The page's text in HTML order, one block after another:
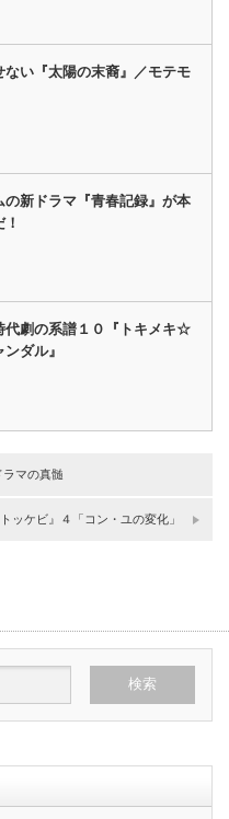
ない『太陽の末裔』／モテモ
の新ドラマ『青春記録』が本
代劇の系譜１０『トキメキ☆
ダル』
マの真髄
ッケビ』４「コン・ユの変化」